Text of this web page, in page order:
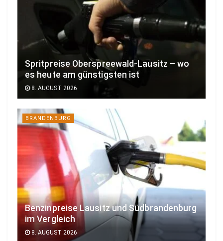
Spritpreise Oberspreewald-Lausitz – wo
es heute am günstigsten ist
8. AUGUST 2026
BRANDENBURG
Benzinpreise Lausitz und Südbrandenburg
im Vergleich
8. AUGUST 2026